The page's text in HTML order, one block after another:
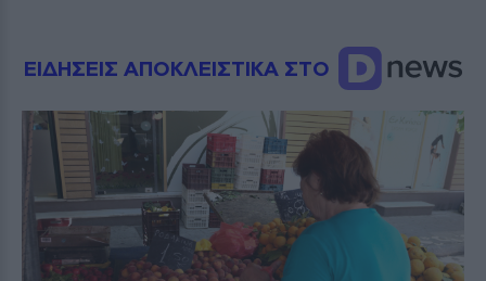
ΕΙΔΗΣΕΙΣ ΑΠΟΚΛΕΙΣΤΙΚΑ ΣΤΟ